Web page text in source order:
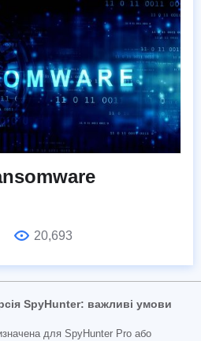
20,693
SpyHunter: важливі умови
для SpyHunter Pro або